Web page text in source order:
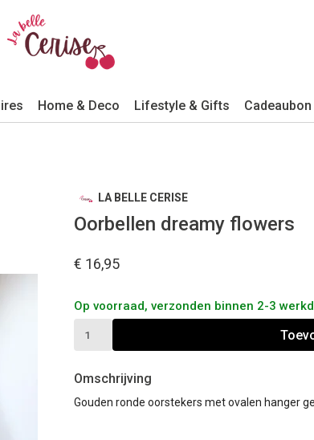
Home & Deco Lifestyle & Gifts Cadeaubon
LA BELLE CERISE
Oorbellen dreamy flowers
€ 16,95
Op voorraad, verzonden binnen 2-3
Omschrijving
Gouden ronde oorstekers met ovalen hanger